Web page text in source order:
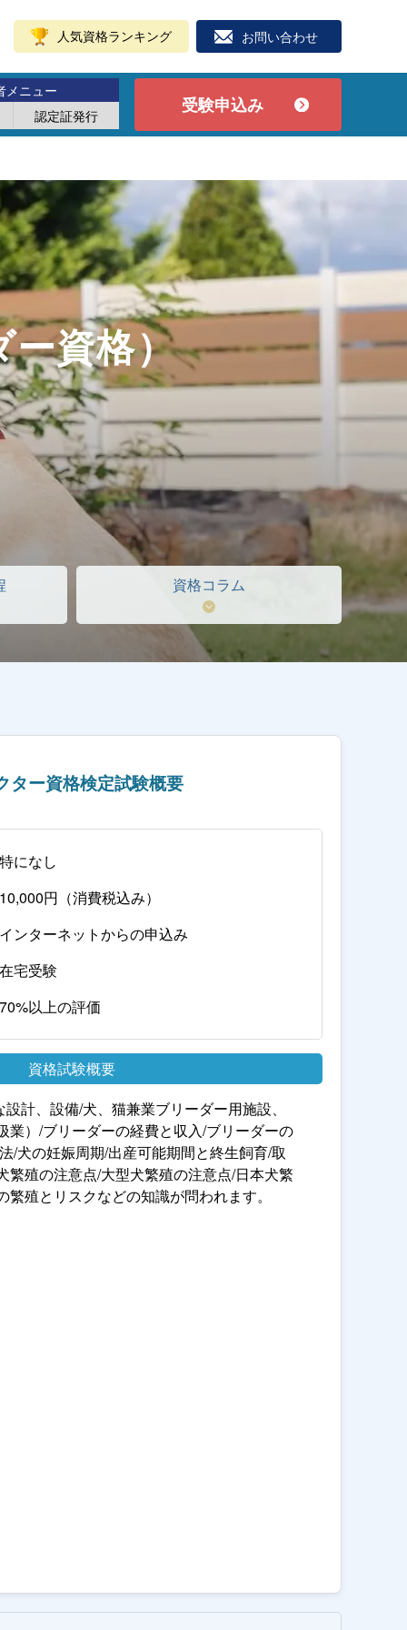
人気資格ランキング お問い合わせ
メニュー
認定証発行
受験申込み
ー資格）
資格コラム
ター資格検定試験概要
特になし
10,000円（消費税込み）
インターネットからの申込み
在宅受験
70%以上の評価
資格試験概要
計、設備/犬、猫兼業ブリーダー用施設、
業）/ブリーダーの経費と収入/ブリーダーの
/犬の妊娠周期/出産可能期間と終生飼育/取
繁殖の注意点/大型犬繁殖の注意点/日本犬繁
殖とリスクなどの知識が問われます。